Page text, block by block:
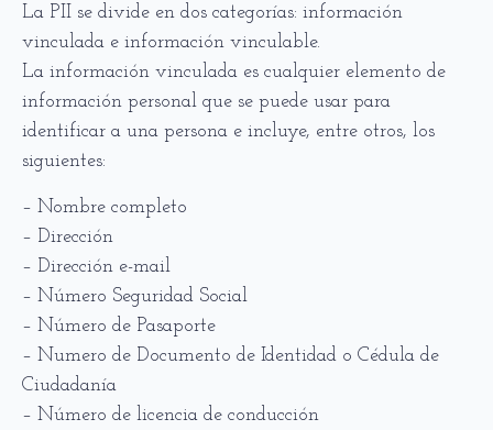
La PII se divide en dos categorías: información
vinculada e información vinculable.
La información vinculada es cualquier elemento de
información personal que se puede usar para
identificar a una persona e incluye, entre otros, los
siguientes:
– Nombre completo
– Dirección
– Dirección e-mail
– Número Seguridad Social
– Número de Pasaporte
– Numero de Documento de Identidad o Cédula de
Ciudadanía
– Número de licencia de conducción